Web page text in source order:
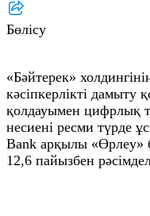
Бөлісу
«Бәйтерек»
кәсіпкерлікті дамыту
қолдауымен цифрлық
несиені ресми түрде
Bank арқылы
12,6 пайызбен